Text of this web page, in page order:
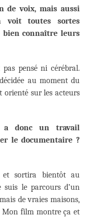
de voix, mais aussi
voit toutes sortes
bien connaître leurs
pensé ni cérébral.
au moment du
orienté sur les acteurs
donc un travail
le documentaire ?
et sortira bientôt au
suis le parcours d’un
de vraies maisons,
Mon film montre ça et